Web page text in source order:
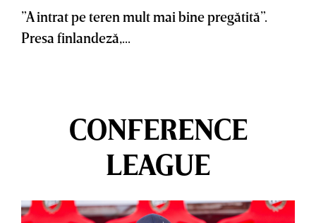
”A intrat pe teren mult mai bine pregătită”.
Presa finlandeză,...
CONFERENCE
LEAGUE